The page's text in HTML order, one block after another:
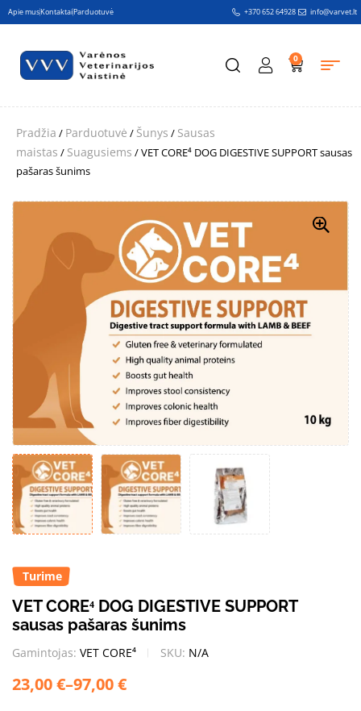
Apie musKontaktaiParduotuvė +370 652 64928 info@varvet.lt
0
Pradžia / Parduotuvė / Šunys / Sausas
maistas / Suagusiems / VET CORE⁴ DOG DIGESTIVE SUPPORT sausas
pašaras šunims
Turime
VET CORE⁴ DOG DIGESTIVE SUPPORT
sausas pašaras šunims
Gamintojas: VET CORE⁴ SKU: N/A
23,00€–97,00€